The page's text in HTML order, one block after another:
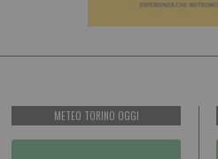
METEO TORINO OGGI